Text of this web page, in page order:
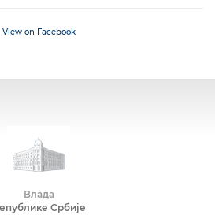
View on Facebook
Влада
Србије